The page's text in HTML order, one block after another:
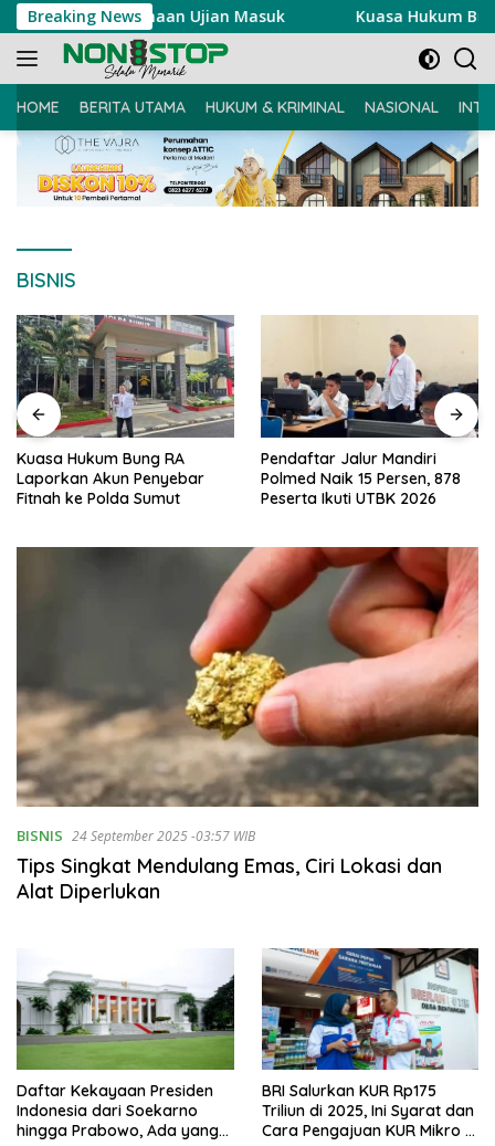
Langsung
ke
konten
Breaking News
Pelaksanaan Ujian Masuk Kuasa Hukum Bung RA
HOME BERITA UTAMA HUKUM & KRIMINAL NASIONAL
BISNIS
Kuasa Hukum Bung RA
Laporkan Akun Penyebar
Fitnah ke Polda Sumut
Pendaftar Jalur Mandiri
Polmed Naik 15 Persen, 878
Peserta Ikuti UTBK 2026
BISNIS 24 September 2025 -03:57 WIB
Tips Singkat Mendulang Emas, Ciri Lokasi dan
Alat Diperlukan
Daftar Kekayaan Presiden
Indonesia dari Soekarno
hingga Prabowo, Ada yang
BRI Salurkan KUR Rp175
Triliun di 2025, Ini Syarat dan
Cara Pengajuan KUR Mikro &